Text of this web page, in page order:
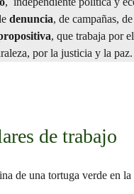
denuncia, de campañas,
, que trabaja por
por la justicia y la paz.
de trabajo